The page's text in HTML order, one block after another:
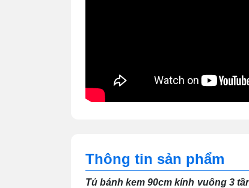
Thông tin sản phẩm
Tủ bánh kem 90cm kính vuông 3